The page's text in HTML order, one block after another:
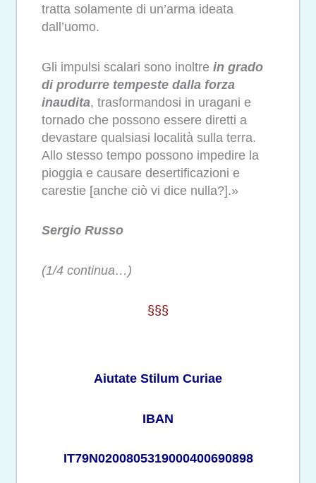
tratta solamente di un’arma ideata
dall’uomo.
Gli impulsi scalari sono inoltre in grado
di produrre tempeste dalla forza
inaudita, trasformandosi in uragani e
tornado che possono essere diretti a
devastare qualsiasi località sulla terra.
Allo stesso tempo possono impedire la
pioggia e causare desertificazioni e
carestie [anche ciò vi dice nulla?].»
Sergio Russo
(1/4 continua…)
§§§
Aiutate Stilum Curiae
IBAN
IT79N0200805319000400690898